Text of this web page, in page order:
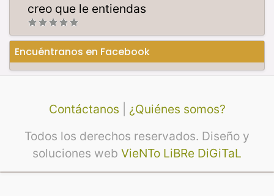
creo que le entiendas
Encuéntranos en Facebook
Contáctanos
¿Quiénes somos?
Todos los derechos reservados. Diseño y
soluciones web VieNTo LiBRe DiGiTaL